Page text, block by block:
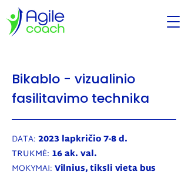
Bikablo - vizualinio
fasilitavimo technika
DATA: 2023 lapkričio 7-8 d.
TRUKMĖ: 16 ak. val.
MOKYMAI: Vilnius, tiksli vieta bus